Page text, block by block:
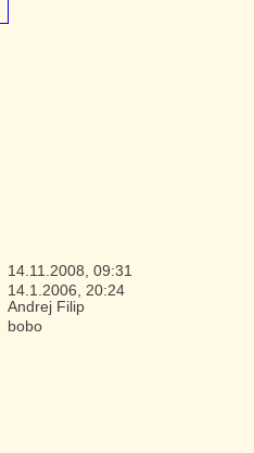
14.11.2008, 09:31
14.1.2006, 20:24
Andrej Filip
bobo